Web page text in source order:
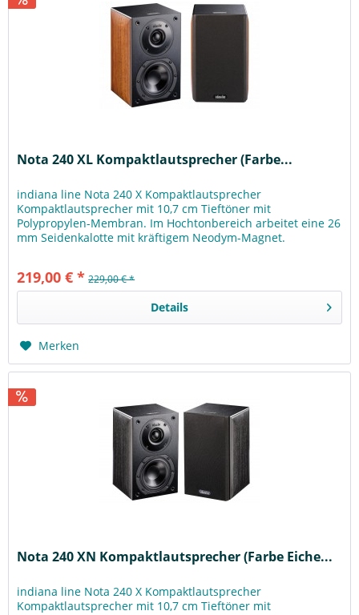
Nota 240 XL Kompaktlautsprecher (Farbe...
indiana line Nota 240 X Kompaktlautsprecher
Kompaktlautsprecher mit 10,7 cm Tieftöner mit
Polypropylen-Membran. Im Hochtonbereich arbeitet eine 26
mm Seidenkalotte mit kräftigem Neodym-Magnet.
219,00 € * 229,00 € *
Details
Merken
Nota 240 XN Kompaktlautsprecher (Farbe Eiche...
indiana line Nota 240 X Kompaktlautsprecher
Kompaktlautsprecher mit 10,7 cm Tieftöner mit